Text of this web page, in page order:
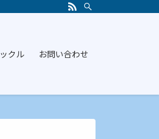
クル お問い合わせ